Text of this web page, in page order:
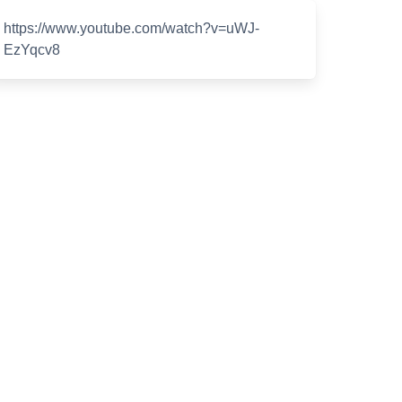
https://www.youtube.com/watch?v=uWJ-
EzYqcv8